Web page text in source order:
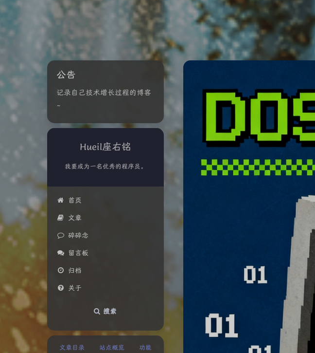
公告
记录自己技术增长过程的博客
~
Hueil座右铭
我要成为一名优秀的程序员。
首页
文章
碎碎念
留言板
归档
关于
搜索
文章目录 站点概览 功能